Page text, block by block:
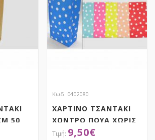
50
Κωδ. 0402080
ΧΑΡΤΙΝΟ ΤΣΑΝΤΑΚΙ
ΧΟΝΤΡΟ ΠΟΥΑ ΧΩΡΙΣ
ΧΕΡΑΚΙΑ 50 ΤΜΧ
9,50€